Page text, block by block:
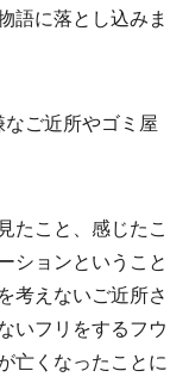
語に落とし込みま
ご近所やゴミ屋
たこと、感じたこ
ションということ
考えないご近所さ
いフリをするフウ
亡くなったことに